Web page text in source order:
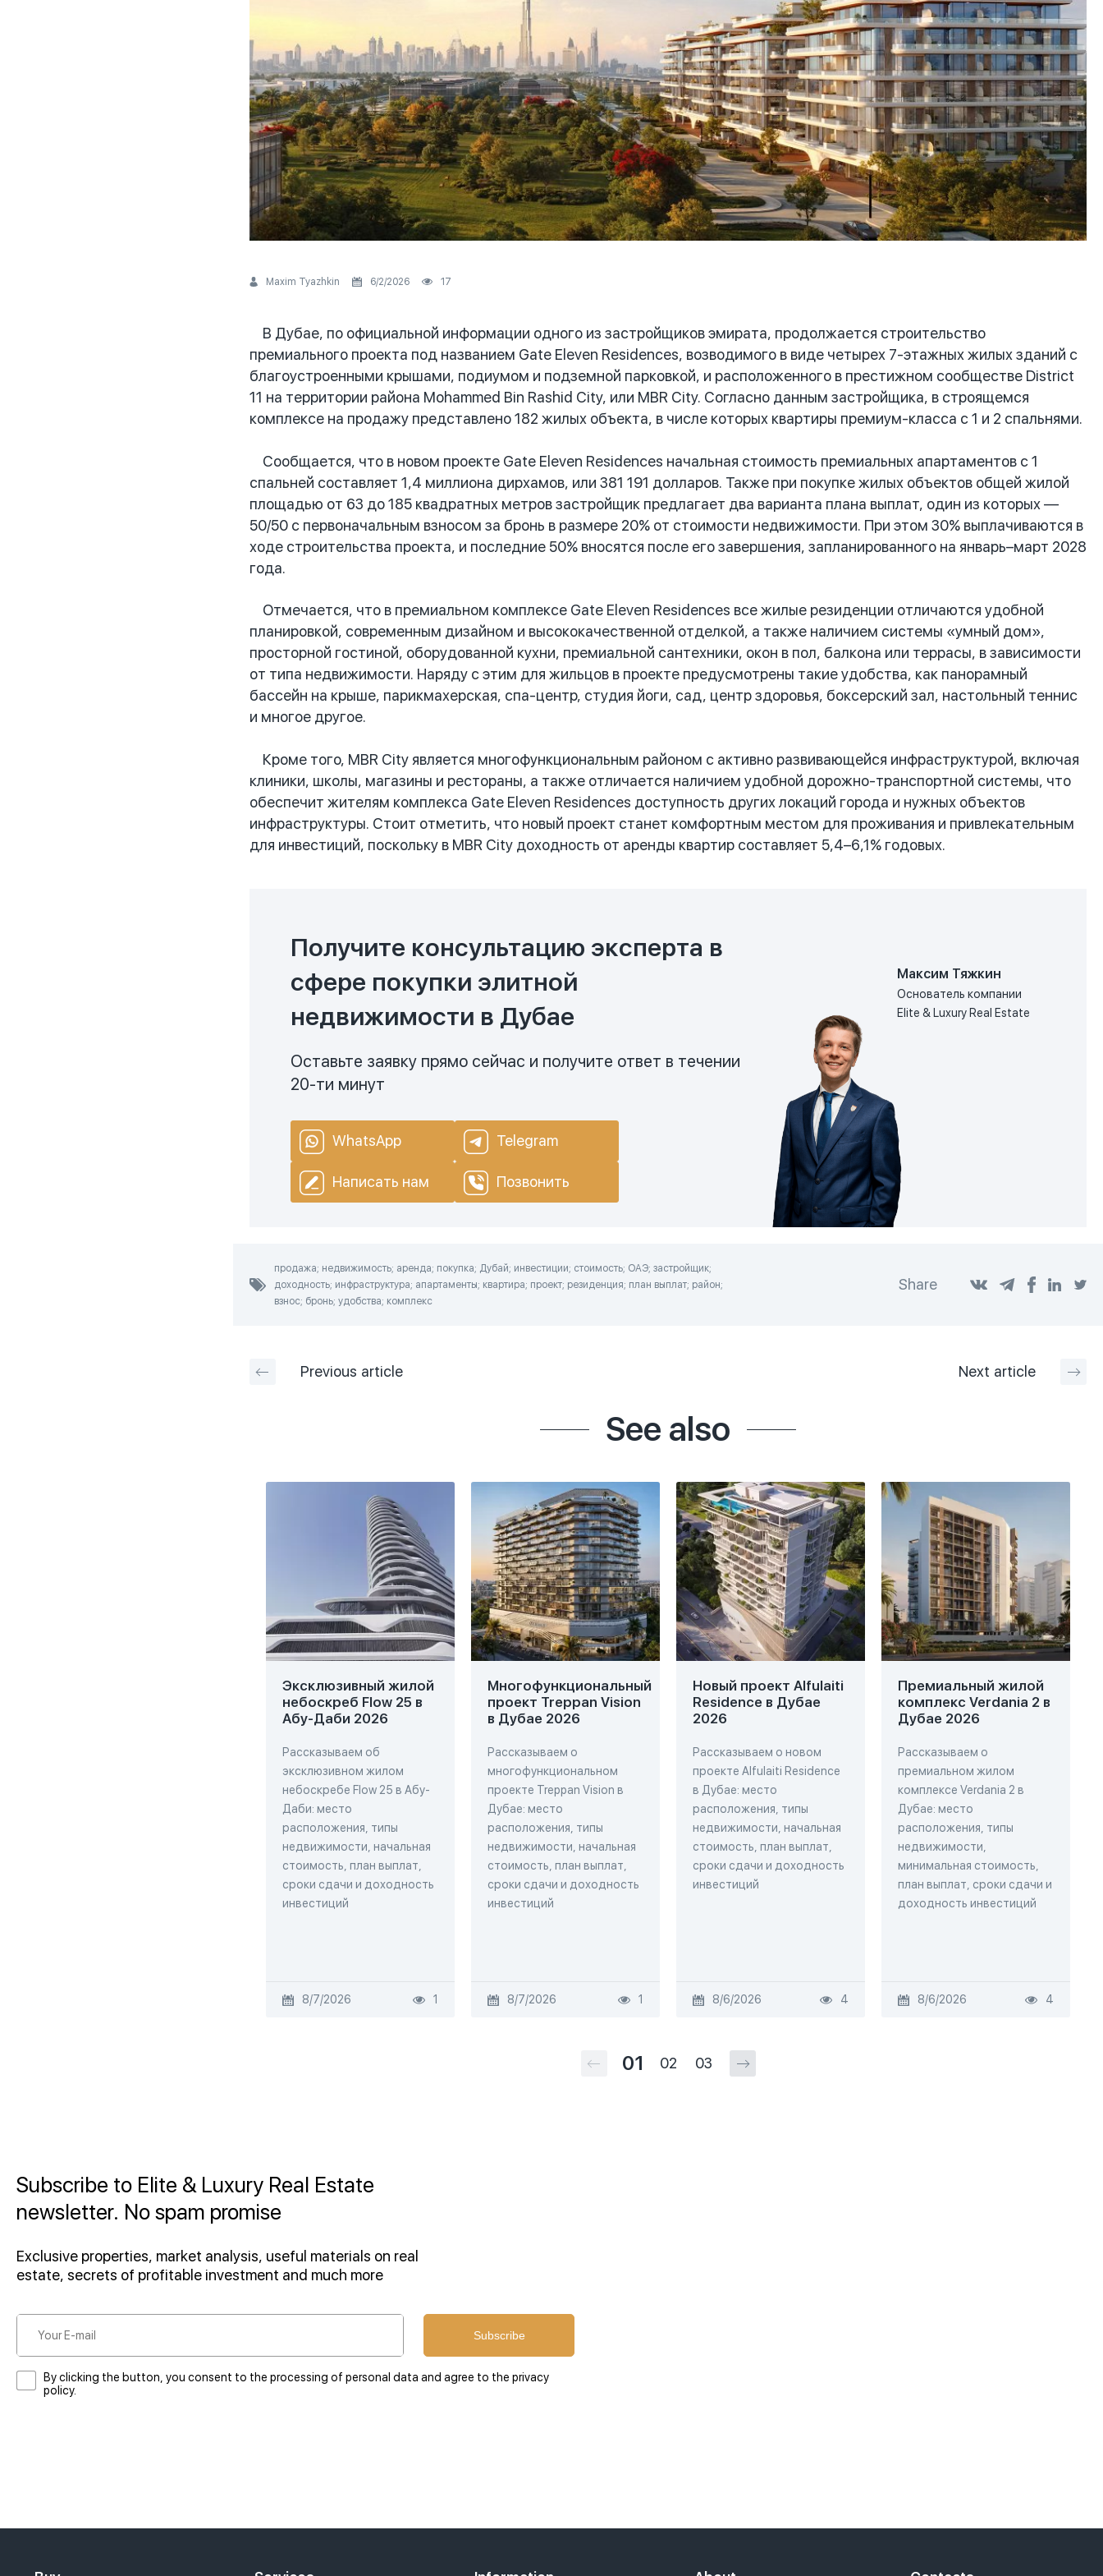
Maxim Tyazhkin 6/2/2026 17
В Дубае, по официальной информации одного из застройщиков эмирата, продолжается строительство
премиального проекта под названием Gate Eleven Residences, возводимого в виде четырех 7-этажных жилых зданий с
благоустроенными крышами, подиумом и подземной парковкой, и расположенного в престижном сообществе District
11 на территории района Mohammed Bin Rashid City, или MBR City. Согласно данным застройщика, в строящемся
комплексе на продажу представлено 182 жилых объекта, в числе которых квартиры премиум-класса с 1 и 2 спальнями.
Сообщается, что в новом проекте Gate Eleven Residences начальная стоимость премиальных апартаментов с 1
спальней составляет 1,4 миллиона дирхамов, или 381 191 долларов. Также при покупке жилых объектов общей жилой
площадью от 63 до 185 квадратных метров застройщик предлагает два варианта плана выплат, один из которых —
50/50 с первоначальным взносом за бронь в размере 20% от стоимости недвижимости. При этом 30% выплачиваются в
ходе строительства проекта, и последние 50% вносятся после его завершения, запланированного на январь–март 2028
года.
Отмечается, что в премиальном комплексе Gate Eleven Residences все жилые резиденции отличаются удобной
планировкой, современным дизайном и высококачественной отделкой, а также наличием системы «умный дом»,
просторной гостиной, оборудованной кухни, премиальной сантехники, окон в пол, балкона или террасы, в зависимости
от типа недвижимости. Наряду с этим для жильцов в проекте предусмотрены такие удобства, как панорамный
бассейн на крыше, парикмахерская, спа-центр, студия йоги, сад, центр здоровья, боксерский зал, настольный теннис
и многое другое.
Кроме того, MBR City является многофункциональным районом с активно развивающейся инфраструктурой, включая
клиники, школы, магазины и рестораны, а также отличается наличием удобной дорожно-транспортной системы, что
обеспечит жителям комплекса Gate Eleven Residences доступность других локаций города и нужных объектов
инфраструктуры. Стоит отметить, что новый проект станет комфортным местом для проживания и привлекательным
для инвестиций, поскольку в MBR City доходность от аренды квартир составляет 5,4–6,1% годовых.
Получите консультацию эксперта в
сфере покупки элитной
недвижимости в Дубае
Оставьте заявку прямо сейчас и получите ответ в течении
20-ти минут
WhatsApp Telegram
Написать нам Позвонить
Максим Тяжкин
Основатель компании
Elite & Luxury Real Estate
продажа; недвижимость; аренда; покупка; Дубай; инвестиции; стоимость; ОАЭ; застройщик;
доходность; инфраструктура; апартаменты; квартира; проект; резиденция; план выплат; район;
взнос; бронь; удобства; комплекс
Share
Previous article Next article
See also
Эксклюзивный жилой
небоскреб Flow 25 в
Абу-Даби 2026
Рассказываем об
эксклюзивном жилом
небоскребе Flow 25 в Абу-
Даби: место
расположения, типы
недвижимости, начальная
стоимость, план выплат,
сроки сдачи и доходность
инвестиций
8/7/2026 1
Многофункциональный
проект Treppan Vision
в Дубае 2026
Рассказываем о
многофункциональном
проекте Treppan Vision в
Дубае: место
расположения, типы
недвижимости, начальная
стоимость, план выплат,
сроки сдачи и доходность
инвестиций
8/7/2026 1
Новый проект Alfulaiti
Residence в Дубае
2026
Рассказываем о новом
проекте Alfulaiti Residence
в Дубае: место
расположения, типы
недвижимости, начальная
стоимость, план выплат,
сроки сдачи и доходность
инвестиций
8/6/2026 4
Премиальный жилой
комплекс Verdania 2 в
Дубае 2026
Рассказываем о
премиальном жилом
комплексе Verdania 2 в
Дубае: место
расположения, типы
недвижимости,
минимальная стоимость,
план выплат, сроки сдачи и
доходность инвестиций
8/6/2026 4
01 02 03
Subscribe to Elite & Luxury Real Estate
newsletter. No spam promise
Exclusive properties, market analysis, useful materials on real
estate, secrets of profitable investment and much more
Subscribe
By clicking the button, you consent to the processing of personal data and agree to the privacy
policy.